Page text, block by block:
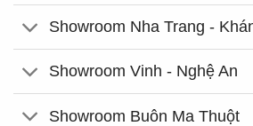
Showroom Nha Trang -
Showroom Vinh - Nghệ An
Showroom Buôn Ma Thuột